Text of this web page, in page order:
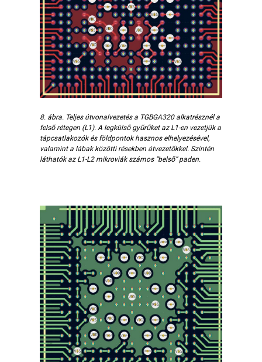
8. ábra. Teljes útvonalvezetés a TGBGA320 alkatrésznél a
felső rétegen (L1). A legkülső gyűrűket az L1-en vezetjük a
tápcsatlakozók és földpontok hasznos elhelyezésével,
valamint a lábak közötti résekben átvezetőkkel. Szintén
láthatók az L1-L2 mikroviák számos “belső” paden.